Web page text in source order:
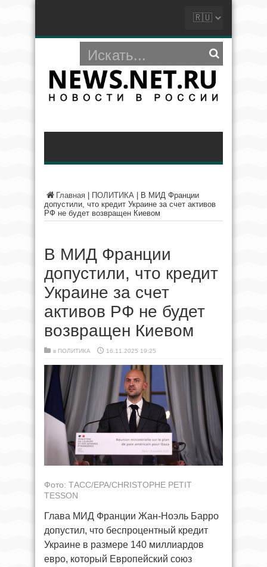
Главная ПОЛИТИКА
В МИД Франции
допустили, что кредит Украине за счет активов
РФ не будет возвращен Киевом
В МИД Франции
допустили, что кредит
Украине за счет
активов РФ не будет
возвращен Киевом
в ПОЛИТИКА 16.11.2025 19:25
Фото: ТАСС/EPA/CHRISTOPHE PETIT
TESSON
Глава МИД Франции Жан-Ноэль Барро
допустил, что беспроцентный кредит
Украине в размере 140 миллиардов
евро, который Европейский союз